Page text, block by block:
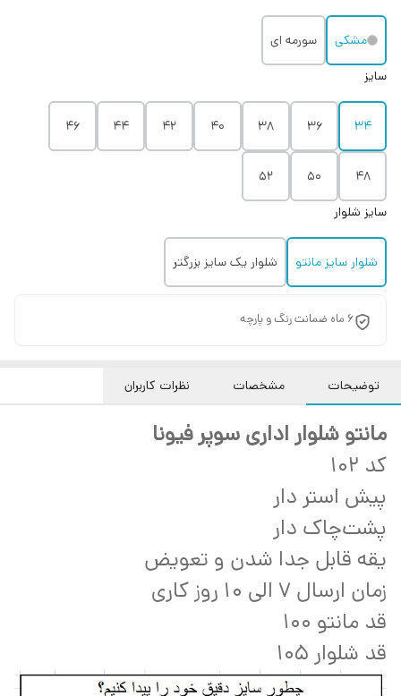
مشکی
سورمه ای
سایز
۳۴ ۳۶ ۳۸ ۴۰ ۴۲ ۴۴ ۴۶
۴۸ ۵۰
۵۲
سایز شلوار
شلوار سایز مانتو شلوار یک سایز بزرگتر
۶ ماه ضمانت رنگ و پارچه
توضیحات مشخصات نظرات کاربران
مانتو شلوار اداری سوپر فیونا
کد ۱۰۲
پیش استر دار
پشت‌چاک دار
یقه قابل جدا شدن و تعویض
زمان ارسال 7 الی 10 روز کاری
قد مانتو ۱۰۰
قد شلوار ۱۰۵